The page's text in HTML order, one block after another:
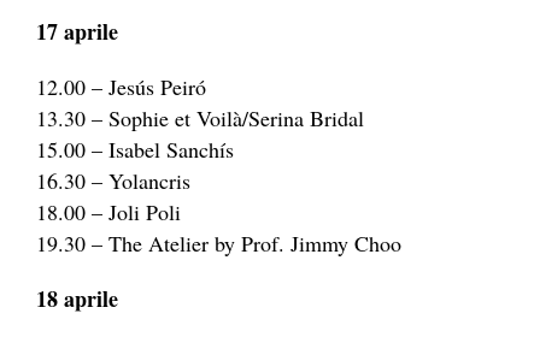
17 aprile
12.00 – Jesús Peiró
13.30 – Sophie et Voilà/Serina Bridal
15.00 – Isabel Sanchís
16.30 – Yolancris
18.00 – Joli Poli
19.30 – The Atelier by Prof. Jimmy Choo
18 aprile